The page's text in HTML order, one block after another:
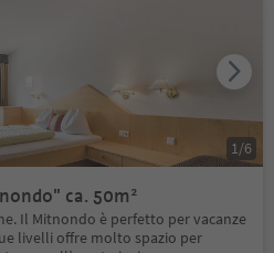
ca. 50m²
Il Mitnondo è perfetto per vacanze
livelli offre molto spazio per
1/6